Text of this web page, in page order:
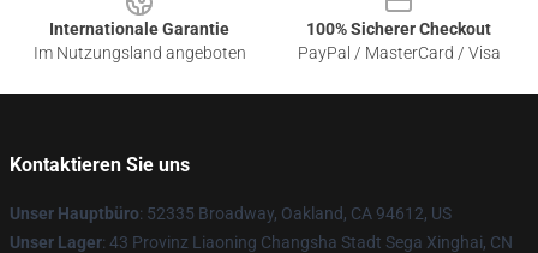
Internationale Garantie
Im Nutzungsland angeboten
100% Sicherer Checkout
PayPal / MasterCard / Visa
Kontaktieren Sie uns
Unser Hauptbüro: 52335 Broadway, Oakland, CA 94612, US
Unser Lager: 43 Provinz Liaoning Changsha Stadt Sega Xinghai, CN